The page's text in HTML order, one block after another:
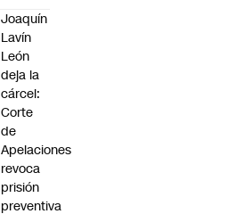
Joaquín
Lavín
León
deja la
cárcel:
Corte
de
Apelaciones
revoca
prisión
preventiva